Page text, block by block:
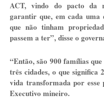
ACT, vindo do pacto da
garantir que, em cada uma
que não tinham
passem a ter”, disse o
“Então, são 900 famílias
três cidades, o que significa
vida transformada por esse
Executivo mineiro.